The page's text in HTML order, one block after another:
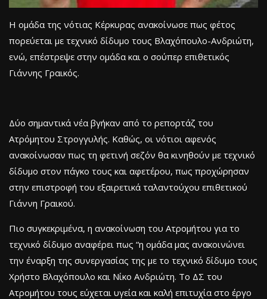
Η ομάδα της νότιας Κέρκυρας ανακοίνωσε πως φέτος
πορεύεται με τεχνικό δίδυμο τους Βλαχόπουλο-Ανδριώτη,
ενώ, επέστρεψε στην ομάδα και ο σούπερ επιθετικός
Γιάννης Γραικός.
Δύο σημαντικά νέα βγήκαν από το ρεπορτάζ του
Ατρόμητου Στρογγυλής. Καθώς, οι νότιοι αφενός
ανακοίνωσαν πως τη φετινή σεζόν θα κινηθούν με τεχνικό
δίδυμο στον πάγκο τους και αφετέρου, πως προχώρησαν
στην επιστροφή του εξαιρετικά ταλαντούχου επιθετικού
Γιάννη Γραικού.
Πιο συγκεκριμένα, η ανακοίνωση του Ατρομήτου για το
τεχνικό δίδυμο αναφέρει πως “η ομάδα μας ανακοινώνει
την έναρξη της συνεργασίας της με το τεχνικό δίδυμο τους
Χρήστο Βλαχόπουλο και Νίκο Ανδριώτη. Το ΔΣ του
Ατρομήτου τους εύχεται υγεία και καλή επιτυχία στο έργο